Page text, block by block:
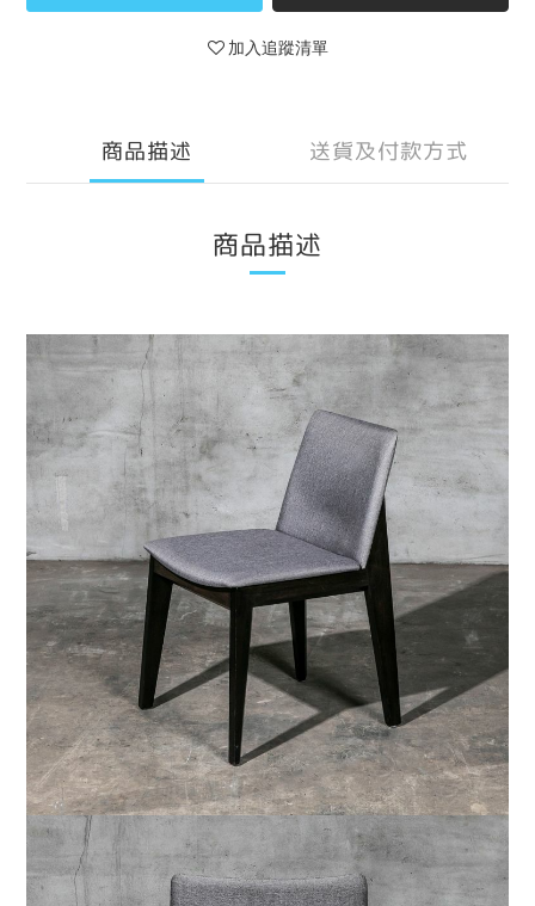
加入追蹤清單
商品描述 送貨及付款方式
商品描述